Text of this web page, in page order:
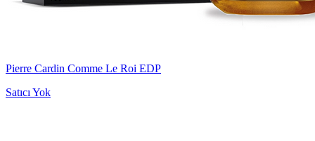
Pierre Cardin Comme Le Roi EDP
Satıcı Yok